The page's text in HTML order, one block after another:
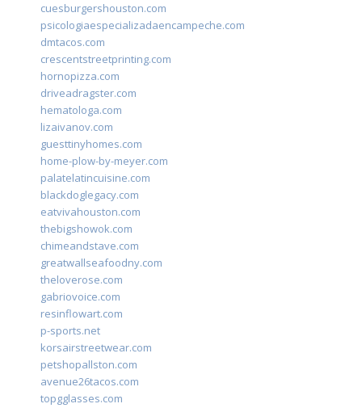
cuesburgershouston.com
psicologiaespecializadaencampeche.com
dmtacos.com
crescentstreetprinting.com
hornopizza.com
driveadragster.com
hematologa.com
lizaivanov.com
guesttinyhomes.com
home-plow-by-meyer.com
palatelatincuisine.com
blackdoglegacy.com
eatvivahouston.com
thebigshowok.com
chimeandstave.com
greatwallseafoodny.com
theloverose.com
gabriovoice.com
resinflowart.com
p-sports.net
korsairstreetwear.com
petshopallston.com
avenue26tacos.com
topgglasses.com